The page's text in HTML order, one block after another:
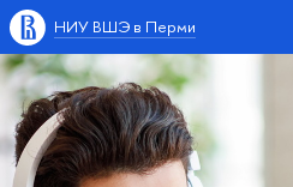
НИУ ВШЭ в Перми